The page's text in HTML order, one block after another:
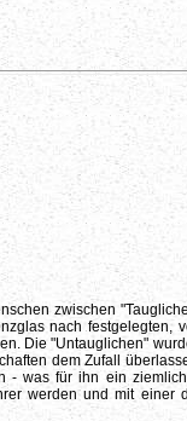
zwischen
nach festgelegten,
Die "Untauglichen"
dem Zufall
- was für ihn ein
werden und mit einer